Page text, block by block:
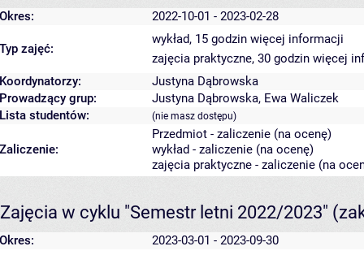
Okres: 2022-10-01 - 2023-02-28
Typ zajęć:
wykład, 15 godzin więcej informacji
zajęcia praktyczne, 30 godzin więcej
Koordynatorzy:
Justyna Dąbrowska
Prowadzący grup:
Justyna Dąbrowska, Ewa Waliczek
Lista studentów:
(nie masz dostępu)
Zaliczenie:
Przedmiot - zaliczenie (na ocenę)
wykład - zaliczenie (na ocenę)
zajęcia praktyczne - zaliczenie (na
Zajęcia w cyklu "Semestr letni 2022/2023"
Okres: 2023-03-01 - 2023-09-30